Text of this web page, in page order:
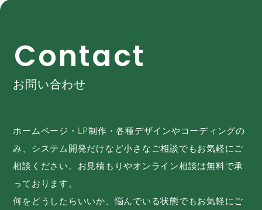
Contact
お問い合わせ
ホームページ・LP制作・各種デザインやコーディングの
み、システム開発だけなど小さなご相談でもお気軽にご
相談ください。お見積もりやオンライン相談は無料で承
っております。
何をどうしたらいいか、悩んでいる状態でもお気軽にご